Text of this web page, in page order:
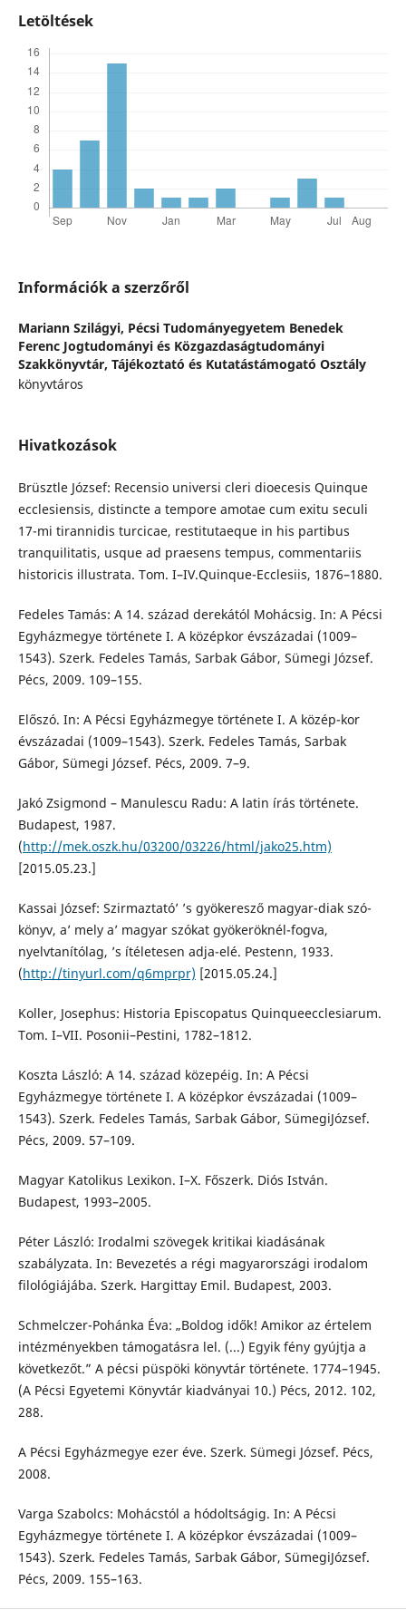
Letöltések
Információk a szerzőről
Mariann Szilágyi, Pécsi Tudományegyetem Benedek
Ferenc Jogtudományi és Közgazdaságtudományi
Szakkönyvtár, Tájékoztató és Kutatástámogató Osztály
könyvtáros
Hivatkozások
Brüsztle József: Recensio universi cleri dioecesis Quinque
ecclesiensis, distincte a tempore amotae cum exitu seculi
17-mi tirannidis turcicae, restitutaeque in his partibus
tranquilitatis, usque ad praesens tempus, commentariis
historicis illustrata. Tom. I–IV.Quinque-Ecclesiis, 1876–1880.
Fedeles Tamás: A 14. század derekától Mohácsig. In: A Pécsi
Egyházmegye története I. A középkor évszázadai (1009–
1543). Szerk. Fedeles Tamás, Sarbak Gábor, Sümegi József.
Pécs, 2009. 109–155.
Előszó. In: A Pécsi Egyházmegye története I. A közép-kor
évszázadai (1009–1543). Szerk. Fedeles Tamás, Sarbak
Gábor, Sümegi József. Pécs, 2009. 7–9.
Jakó Zsigmond – Manulescu Radu: A latin írás története.
Budapest, 1987.
(http://mek.oszk.hu/03200/03226/html/jako25.htm)
[2015.05.23.]
Kassai József: Szirmaztató’ ’s gyökeresző magyar-diak szó-
könyv, a’ mely a’ magyar szókat gyökeröknél-fogva,
nyelvtanítólag, ’s ítéletesen adja-elé. Pestenn, 1933.
(http://tinyurl.com/q6mprpr) [2015.05.24.]
Koller, Josephus: Historia Episcopatus Quinqueecclesiarum.
Tom. I–VII. Posonii–Pestini, 1782–1812.
Koszta László: A 14. század közepéig. In: A Pécsi
Egyházmegye története I. A középkor évszázadai (1009–
1543). Szerk. Fedeles Tamás, Sarbak Gábor, SümegiJózsef.
Pécs, 2009. 57–109.
Magyar Katolikus Lexikon. I–X. Főszerk. Diós István.
Budapest, 1993–2005.
Péter László: Irodalmi szövegek kritikai kiadásának
szabályzata. In: Bevezetés a régi magyarországi irodalom
filológiájába. Szerk. Hargittay Emil. Budapest, 2003.
Schmelczer-Pohánka Éva: „Boldog idők! Amikor az értelem
intézményekben támogatásra lel. (...) Egyik fény gyújtja a
következőt.” A pécsi püspöki könyvtár története. 1774–1945.
(A Pécsi Egyetemi Könyvtár kiadványai 10.) Pécs, 2012. 102,
288.
A Pécsi Egyházmegye ezer éve. Szerk. Sümegi József. Pécs,
2008.
Varga Szabolcs: Mohácstól a hódoltságig. In: A Pécsi
Egyházmegye története I. A középkor évszázadai (1009–
1543). Szerk. Fedeles Tamás, Sarbak Gábor, SümegiJózsef.
Pécs, 2009. 155–163.